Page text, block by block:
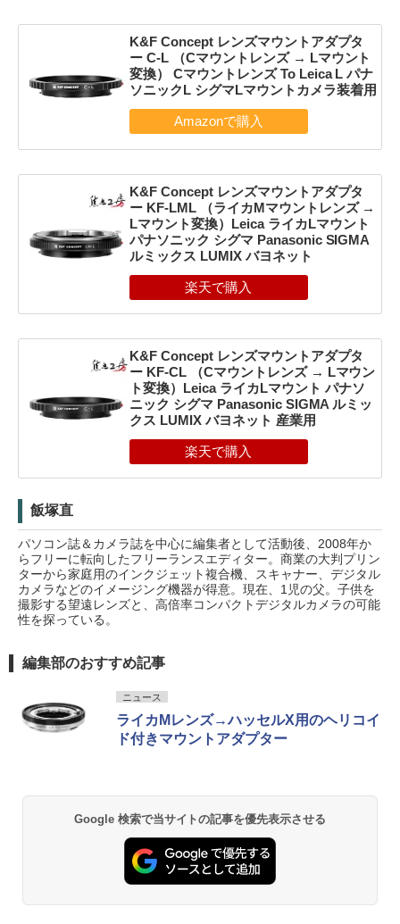
K&F Concept レンズマウントアダプタ
ー C-L （Cマウントレンズ → Lマウント
変換） Cマウントレンズ To Leica L パナ
ソニックL シグマLマウントカメラ装着用
K&F Concept レンズマウントアダプタ
ー KF-LML （ライカMマウントレンズ →
Lマウント変換）Leica ライカLマウント
パナソニック シグマ Panasonic SIGMA
ルミックス LUMIX バヨネット
K&F Concept レンズマウントアダプタ
ー KF-CL （Cマウントレンズ → Lマウン
ト変換）Leica ライカLマウント パナソ
ニック シグマ Panasonic SIGMA ルミッ
クス LUMIX バヨネット 産業用
飯塚直
パソコン誌＆カメラ誌を中心に編集者として活動後、2008年か
らフリーに転向したフリーランスエディター。商業の大判プリン
ターから家庭用のインクジェット複合機、スキャナー、デジタル
カメラなどのイメージング機器が得意。現在、1児の父。子供を
撮影する望遠レンズと、高倍率コンパクトデジタルカメラの可能
性を探っている。
編集部のおすすめ記事
ニュース
ライカMレンズ→ハッセルX用のヘリコイ
ド付きマウントアダプター
Google 検索で当サイトの記事を優先表示させる